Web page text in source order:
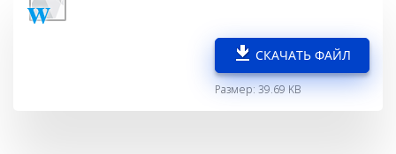
СКАЧАТЬ ФАЙЛ
Размер: 39.69 KB